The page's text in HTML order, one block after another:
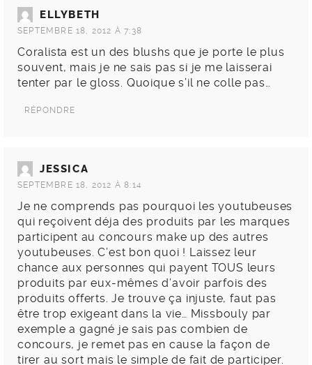
ELLYBETH
SEPTEMBRE 18, 2012 À 7:38
Coralista est un des blushs que je porte le plus
souvent, mais je ne sais pas si je me laisserai
tenter par le gloss. Quoique s’il ne colle pas…
RÉPONDRE
JESSICA
SEPTEMBRE 18, 2012 À 8:14
Je ne comprends pas pourquoi les youtubeuses
qui reçoivent déja des produits par les marques
participent au concours make up des autres
youtubeuses. C’est bon quoi ! Laissez leur
chance aux personnes qui payent TOUS leurs
produits par eux-mêmes d’avoir parfois des
produits offerts. Je trouve ça injuste, faut pas
être trop exigeant dans la vie… Missbouly par
exemple a gagné je sais pas combien de
concours, je remet pas en cause la façon de
tirer au sort mais le simple de fait de participer.